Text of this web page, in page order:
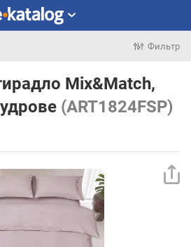
Фильтр
Mix&Match,
(ART1824FSP)